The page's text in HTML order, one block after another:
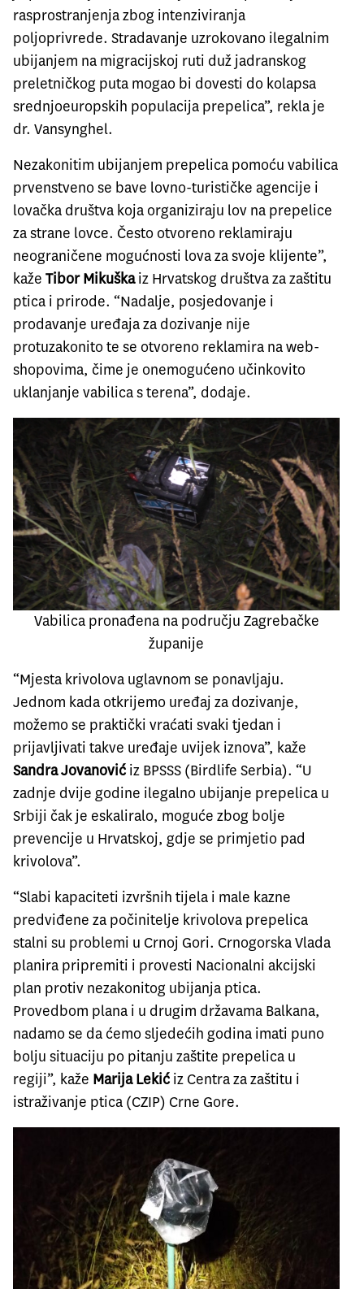
rasprostranjenja zbog intenziviranja
poljoprivrede. Stradavanje uzrokovano ilegalnim
ubijanjem na migracijskoj ruti duž jadranskog
preletničkog puta mogao bi dovesti do kolapsa
srednjoeuropskih populacija prepelica”, rekla je
dr. Vansynghel.
Nezakonitim ubijanjem prepelica pomoću vabilica
prvenstveno se bave lovno-turističke agencije i
lovačka društva koja organiziraju lov na prepelice
za strane lovce. Često otvoreno reklamiraju
neograničene mogućnosti lova za svoje klijente”,
kaže Tibor Mikuškaiz Hrvatskog društva za zaštitu
ptica i prirode. “Nadalje, posjedovanje i
prodavanje uređaja za dozivanje nije
protuzakonito te se otvoreno reklamira na web-
shopovima, čime je onemogućeno učinkovito
uklanjanje vabilica s terena”, dodaje.
Vabilica pronađena na području Zagrebačke
županije
“Mjesta krivolova uglavnom se ponavljaju.
Jednom kada otkrijemo uređaj za dozivanje,
možemo se praktički vraćati svaki tjedan i
prijavljivati takve ​​uređaje uvijek iznova”, kaže
Sandra Jovanović iz BPSSS (Birdlife Serbia). “U
zadnje dvije godine ilegalno ubijanje prepelica u
Srbiji čak je eskaliralo, moguće zbog bolje
prevencije u Hrvatskoj, gdje se primjetio pad
krivolova”.
“Slabi kapaciteti izvršnih tijela i male kazne
predviđene za počinitelje krivolova prepelica
stalni su problemi u Crnoj Gori. Crnogorska Vlada
planira pripremiti i provesti Nacionalni akcijski
plan protiv nezakonitog ubijanja ptica.
Provedbom plana i u drugim državama Balkana,
nadamo se da ćemo sljedećih godina imati puno
bolju situaciju po pitanju zaštite prepelica u
regiji”, kaže Marija Lekić iz Centra za zaštitu i
istraživanje ptica (CZIP) Crne Gore.